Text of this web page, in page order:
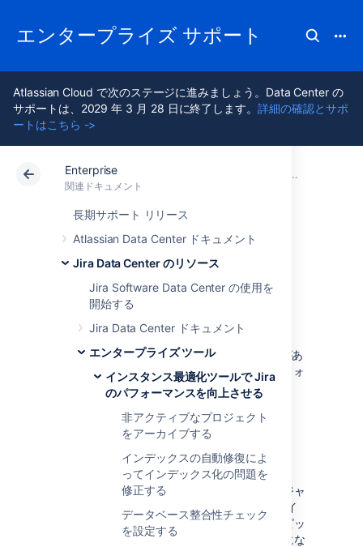
エンタープライズ サポート
Atlassian Cloud で次のステージに進みましょう。Data Center の
サポートは、2029 年 3 月 28 日に終了します。詳細の確認とサポ
ートはこちら ->
Enterprise
関連ドキュメント
長期サポート リリース
Atlassian Data Center ドキュメント
Jira Data Center のリソース
Jira Software Data Center の使用を
開始する
Jira Data Center ドキュメント
エンタープライズ ツール
インスタンス最適化ツールで Jira
のパフォーマンスを向上させる
非アクティブなプロジェクト
をアーカイブする
インデックスの自動修復によ
ってインデックス化の問題を
修正する
データベース整合性チェック
を設定する
アトラシアン サポート 関連ドキュメントインスタン
Data Center 最新版
古い課題をアーカ
イブ
2 年以上など、長期間更新されていない課題があ
る場合、Jira インスタンスが乱雑になり、パフォ
ーマンスに影響する可能性があります。
On this page:
課題のアーカイブを自動化する
このような課題をアーカイブすることで、アジャ
イル ボードの読み込み速度が大幅に向上し、イ
ンデックス作成時間が短縮され、検索結果やピッ
カーには関連性のある情報が表示されるようにな